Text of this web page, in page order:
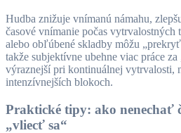
Hudba znižuje vnímanú námahu,
časové vnímanie počas vytrvalostných
alebo obľúbené skladby môžu
takže subjektívne ubehne viac práce
výraznejší pri kontinuálnej vytrvalosti,
intenzívnejších blokoch.
Praktické tipy: ako nenechať
„vliecť sa“